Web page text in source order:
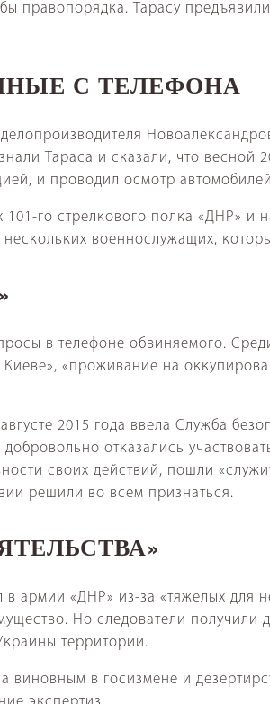
правопорядка. Тарасу
С ТЕЛЕФОНА
Тараса и сказали, что весной
и проводил осмотр
го стрелкового полка «ДНР» и
военнослужащих,
в телефоне обвиняемого.
«проживание на
2015 года ввела Служба
отказались
своих действий, пошли
решили во всем признаться.
армии «ДНР» из-за «тяжелых для
Но следователи
территории.
виновным в госизмене и